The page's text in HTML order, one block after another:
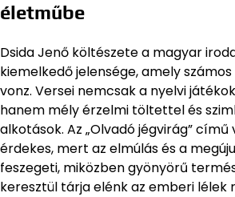
életműbe
Dsida Jenő költészete a magyar
kiemelkedő jelensége, amely
vonz. Versei nemcsak a nyelvi
hanem mély érzelmi töltettel és
alkotások. Az „Olvadó jégvirág” című
érdekes, mert az elmúlás és a
feszegeti, miközben gyönyörű
keresztül tárja elénk az emberi lélek